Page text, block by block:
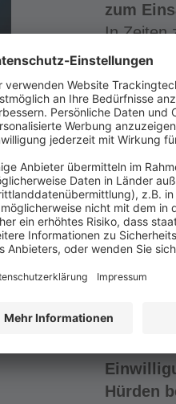
zum
In Zeiten
extrem
am
der
fallen.
BERICHT
Hürden